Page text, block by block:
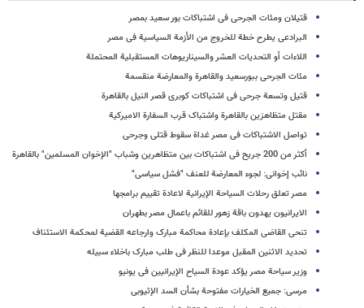
قتیلان ومئات الجرحى فی اشتباکات بور سعید بمصر
البرادعی یطرح خطة للخروج من الأزمة السیاسیة فی مصر
اللاءات أو التحدیات العشر والسیناریوهات المستقبلیة المحتملة
مئات الجرحى ببورسعید والقاهرة والمعارضة منقسمة
قتیل وتسعة جرحى فى اشتباکات کوبری قصر النیل بالقاهرة
مقتل متظاهرَین بالقاهرة واشتباک قرب السفارة الامیرکیة
تواصل الاشتباکات فی مصر غداة سقوط قتلى وجرحى
أکثر من 200 جریح فی اشتباکات بین متظاهرین وشباب "الإخوان المسلمین" بالقاهرة
نائب إخوانی: لجوء المعارضة للعنف "فشل سیاسی"
مصر تعلق رحلات السیاحة الإیرانیة لاعادة تقییم برامجها
الایرانیون یهدون باقة زهور للقائم باعمال مصر بطهران
تنحی القاضی المکلف بإعادة محاکمة مبارک وارجاعه القضیة لمحکمة الاستئناف
تحدید الاثنین المقبل موعدا للنظر فی طلب مبارک باخلاء سبیله
وزیر سیاحة مصر یؤکد عودة السیاح الإیرانیین فی یونیو
مرسی: جمیع الخیارات مفتوحة بشأن السد الإثیوبی